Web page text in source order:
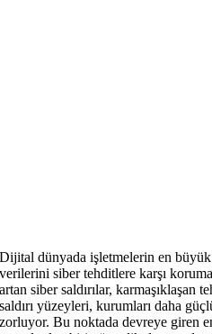
Dijital dünyada işletmelerin en
verilerini siber tehditlere karşı
artan siber saldırılar, karmaşıklaşan
saldırı yüzeyleri, kurumları daha
zorluyor. Bu noktada devreye giren